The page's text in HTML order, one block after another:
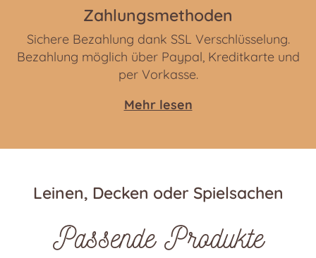
Zahlungsmethoden
Sichere Bezahlung dank SSL Verschlüsselung.
Bezahlung möglich über Paypal, Kreditkarte und
per Vorkasse.
Mehr lesen
Leinen, Decken oder Spielsachen
Passende Produkte